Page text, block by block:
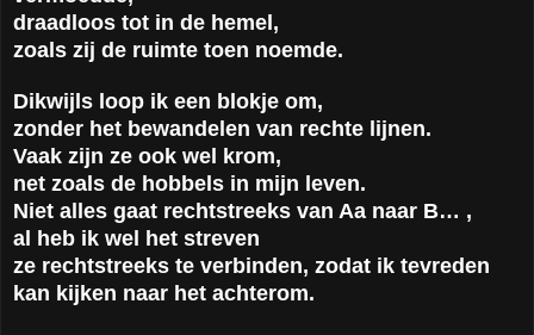
draadloos tot in de hemel,
zoals zij de ruimte toen noemde.
Dikwijls loop ik een blokje om,
zonder het bewandelen van rechte lijnen.
Vaak zijn ze ook wel krom,
net zoals de hobbels in mijn leven.
Niet alles gaat rechtstreeks van Aa naar B… ,
al heb ik wel het streven
ze rechtstreeks te verbinden, zodat ik tevreden
kan kijken naar het achterom.